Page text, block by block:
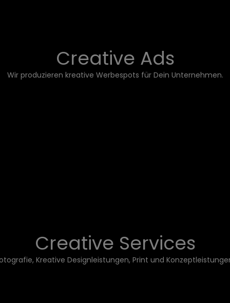
Creative Ads
Wir produzieren kreative Werbespots für Dein Unternehmen.
Creative Services
Kreative Designleistungen, Print und